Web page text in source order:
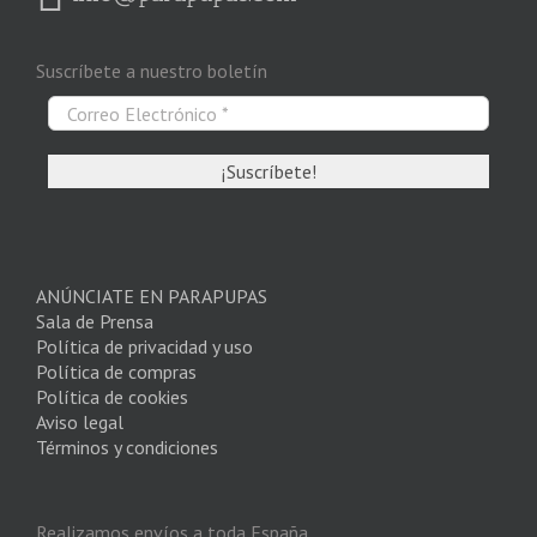
la
producto
Suscríbete a nuestro boletín
ANÚNCIATE EN PARAPUPAS
Sala de Prensa
Política de privacidad y uso
Política de compras
Política de cookies
Aviso legal
Términos y condiciones